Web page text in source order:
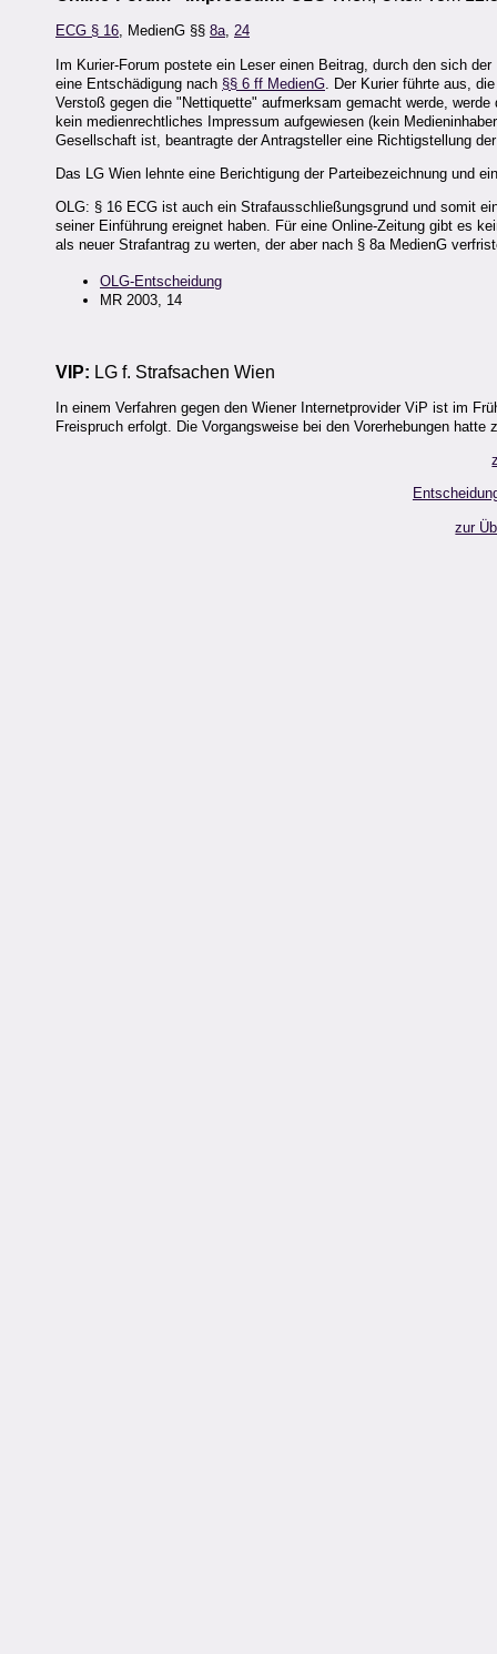
ECG § 16, MedienG §§ 8a, 24
Im Kurier-Forum postete ein Leser einen Beitrag, durch den sich
eine Entschädigung nach §§ 6 ff MedienG . Der Kurier führte aus,
Verstoß gegen die "Nettiquette" aufmerksam gemacht werde,
kein medienrechtliches Impressum aufgewiesen (kein
Gesellschaft ist, beantragte der Antragsteller eine Richtigstellung
Das LG Wien lehnte eine Berichtigung der Parteibezeichnung und
OLG: § 16 ECG ist auch ein Strafausschließungsgrund und somit
seiner Einführung ereignet haben. Für eine Online-Zeitung gibt es
als neuer Strafantrag zu werten, der aber nach § 8a MedienG
OLG-Entscheidung
MR 2003, 14
VIP: LG f. Strafsachen Wien
In einem Verfahren gegen den Wiener Internetprovider ViP ist im
Freispruch erfolgt. Die Vorgangsweise bei den Vorerhebungen
zur